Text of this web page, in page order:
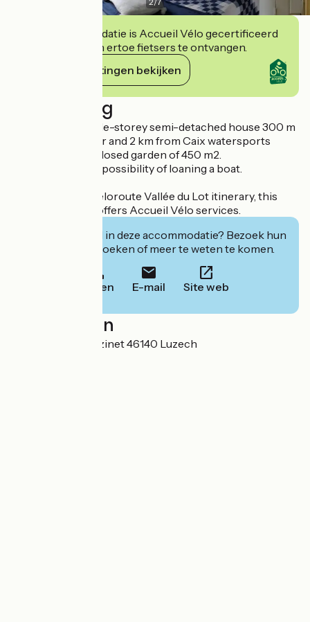
Deze accommodatie is Accueil Vélo gecertificeerd
en verbindt zich ertoe fietsers te ontvangen.
Haar verplichtingen bekijken
Beschrijving
Comfortable single-storey semi-detached house 300 m
from village center and 2 km from Caix watersports
center. Shady enclosed garden of 450 m2.
Fishing label with possibility of loaning a boat.
Located on the Véloroute Vallée du Lot itinerary, this
accommodation offers Accueil Vélo services.
Geïnteresseerd in deze accommodatie? Bezoek hun
website om te boeken of meer te weten te komen.
Bellen E-mail Site web
Localisation
110, Route de Pouzinet 46140 Luzech